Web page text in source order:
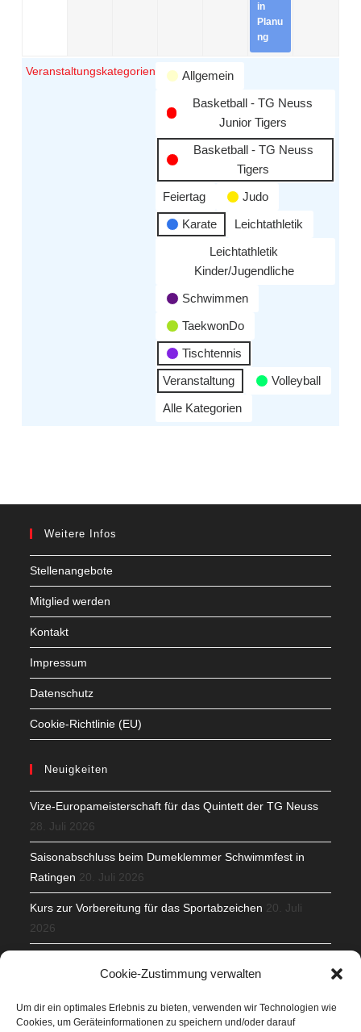
Cookie-Zustimmung verwalten
Um dir ein optimales Erlebnis zu bieten, verwenden wir Technologien wie
Cookies, um Geräteinformationen zu speichern und/oder darauf
in
Planu
ng
Veranstaltungskategorien
Allgemein
Basketball - TG Neuss
Junior Tigers
Basketball - TG Neuss
Tigers
Feiertag
Judo
Karate
Leichtathletik
Leichtathletik
Kinder/Jugendliche
Schwimmen
TaekwonDo
Tischtennis
Veranstaltung
Volleyball
Alle Kategorien
Weitere Infos
Stellenangebote
Mitglied werden
Kontakt
Impressum
Datenschutz
Cookie-Richtlinie (EU)
Neuigkeiten
Vize-Europameisterschaft für das Quintett der TG Neuss
28. Juli 2026
Saisonabschluss beim Dumeklemmer Schwimmfest in
Ratingen 20. Juli 2026
Kurs zur Vorbereitung für das Sportabzeichen 20. Juli
2026